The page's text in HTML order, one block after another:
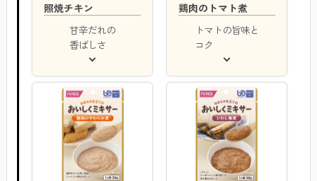
照焼チキン
甘辛だれの
香ばしさ
鶏肉のトマト煮
トマトの旨味と
コク